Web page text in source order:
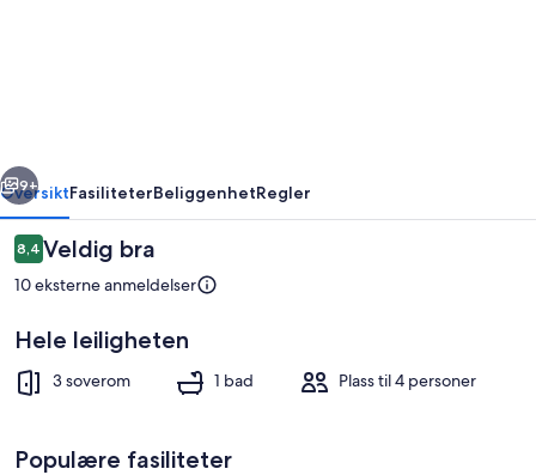
to
Antwerp
center
9+
OversiktFasiliteterBeliggenhetRegler
Anmeldelser
8,48,4 av 10 –
Veldig bra
10 eksterne anmeldelser
Hele leiligheten
3 soverom 1 bad Plass til 4 personer
Populære fasiliteter